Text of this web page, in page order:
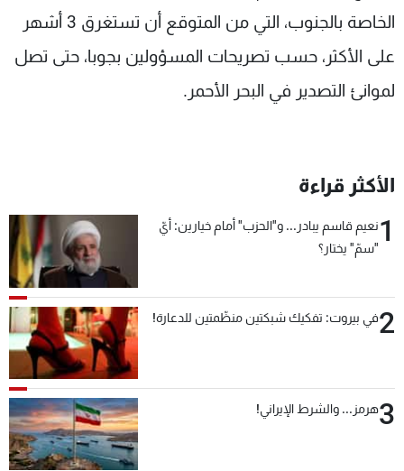
الخاصة بالجنوب، التي من المتوقع أن تستغرق 3 أشهر
على الأكثر، حسب تصريحات المسؤولين بجوبا، حتى تصل
لموانئ التصدير في البحر الأحمر.
الأكثر قراءة
1نعيم قاسم يبادر... و"الحزب" أمام خيارين: أيّ
"سمّ" يختار؟
2في بيروت: تفكيك شبكتين منظّمتين للدعارة!
3هرمز... والشرط الإيراني!